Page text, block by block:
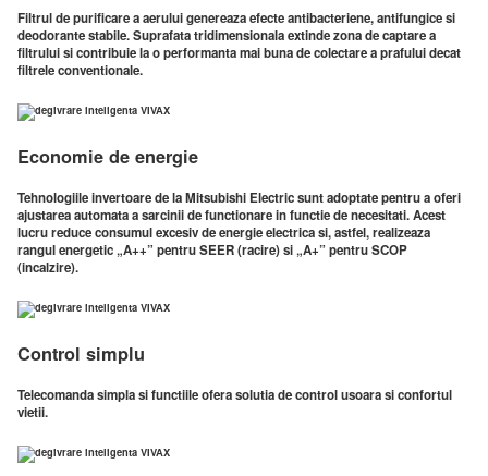
Filtrul de purificare a aerului genereaza efecte antibacteriene, antifungice si
deodorante stabile. Suprafata tridimensionala extinde zona de captare a
filtrului si contribuie la o performanta mai buna de colectare a prafului decat
filtrele conventionale.
Economie de energie
Tehnologiile invertoare de la Mitsubishi Electric sunt adoptate pentru a oferi
ajustarea automata a sarcinii de functionare in functie de necesitati. Acest
lucru reduce consumul excesiv de energie electrica si, astfel, realizeaza
rangul energetic „A++” pentru SEER (racire) si „A+” pentru SCOP
(incalzire).
Control simplu
Telecomanda simpla si functiile ofera solutia de control usoara si confortul
vietii.